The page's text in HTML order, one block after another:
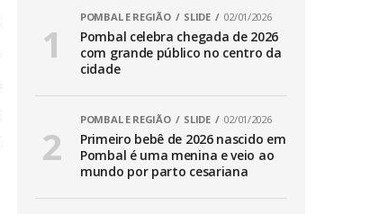
POMBAL E REGIÃO SLIDE 02/01/2026
Pombal celebra chegada de 2026
com grande público no centro da
cidade
POMBAL E REGIÃO SLIDE 02/01/2026
Primeiro bebê de 2026 nascido em
Pombal é uma menina e veio ao
mundo por parto cesariana